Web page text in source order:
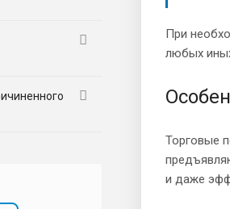
При
любых
Торговые
и даже